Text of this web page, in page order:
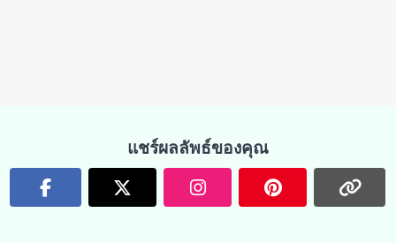
แชร์ผลลัพธ์ของคุณ